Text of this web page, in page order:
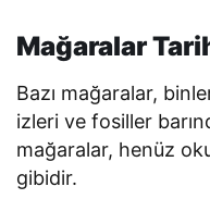
Mağaralar
Bazı mağaralar,
izleri ve fosiller
mağaralar, henüz
gibidir.